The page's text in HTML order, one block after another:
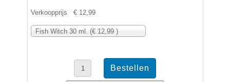
Verkoopprijs € 12,99
Fish Witch 30 ml. (€ 12,99 )